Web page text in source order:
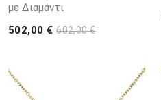
με Διαμάντι
502,00 €602,00 €